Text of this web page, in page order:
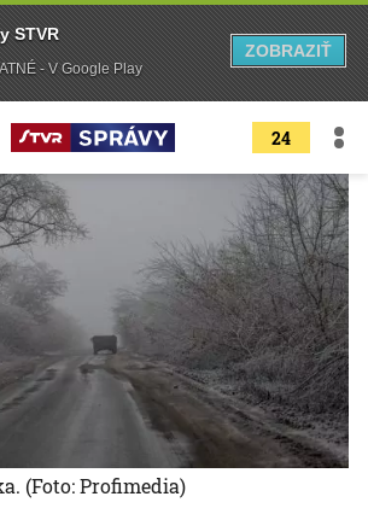
24
(Foto: Profimedia)
STVR
- V Google Play
ZOBRAZIŤ